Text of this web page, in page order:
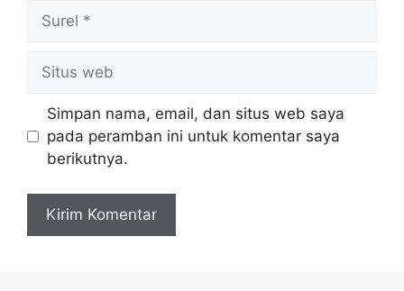
Surel
Situs
web
Simpan nama, email, dan situs web saya
pada peramban ini untuk komentar saya
berikutnya.